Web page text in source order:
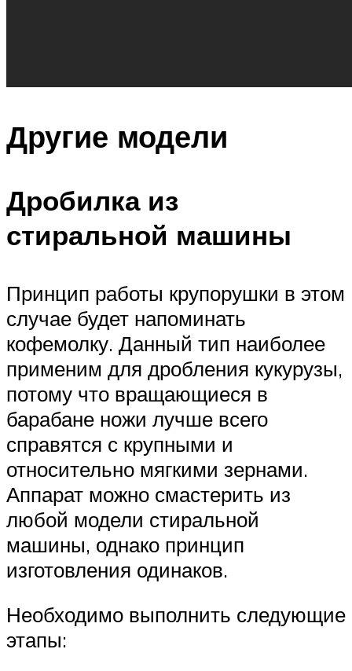
Другие модели
Дробилка из
стиральной машины
Принцип работы крупорушки в этом
случае будет напоминать
кофемолку. Данный тип наиболее
применим для дробления кукурузы,
потому что вращающиеся в
барабане ножи лучше всего
справятся с крупными и
относительно мягкими зернами.
Аппарат можно смастерить из
любой модели стиральной
машины, однако принцип
изготовления одинаков.
Необходимо выполнить следующие
этапы: